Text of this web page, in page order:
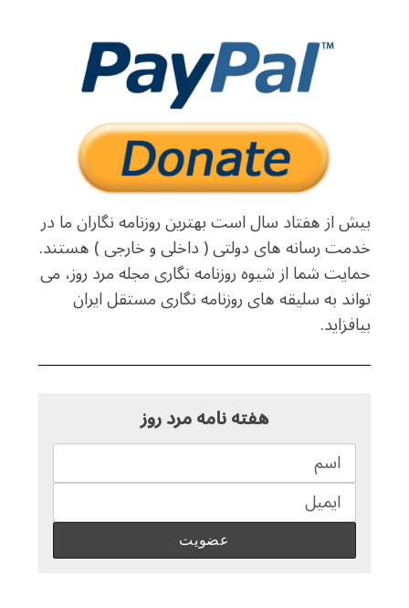
بیش از هفتاد سال است بهترین روزنامه نگاران ما در
خدمت رسانه های دولتی ( داخلی و خارجی ) هستند.
حمایت شما از شیوه روزنامه نگاری مجله مرد روز، می
تواند به سلیقه های روزنامه نگاری مستقل ایران
بیافزاید.
هفته نامه مرد روز